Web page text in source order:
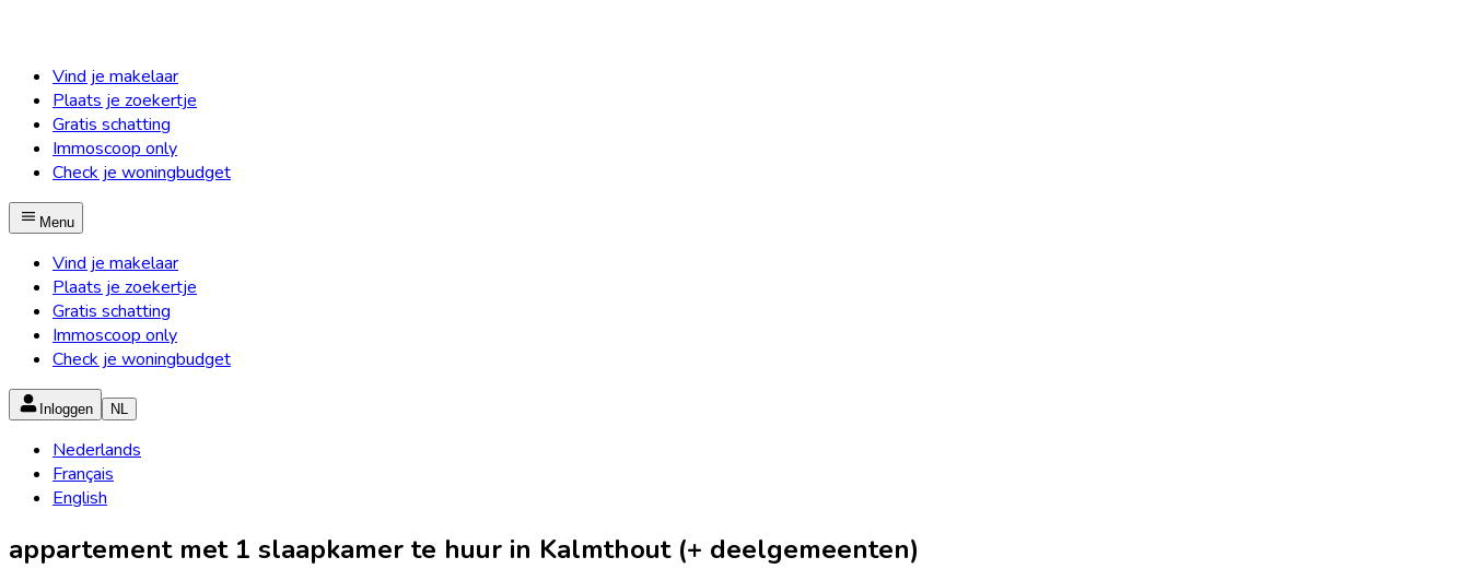
Vind je makelaar
Plaats je zoekertje
Gratis schatting
Immoscoop only
Check je woningbudget
Menu
Vind je makelaar
Plaats je zoekertje
Gratis schatting
Immoscoop only
Check je woningbudget
Inloggen NL
Nederlands
Français
English
appartement met 1 slaapkamer te huur in Kalmthout (+ deelgemeenten)